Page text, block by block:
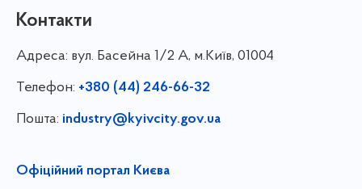
Контакти
Адреса: вул. Басейна 1/⁠2 А, м.Київ, 01004
Телефон: +380 (44) 246-66-32
Пошта: industry@kyivcity.gov.ua
Офіційний портал Києва